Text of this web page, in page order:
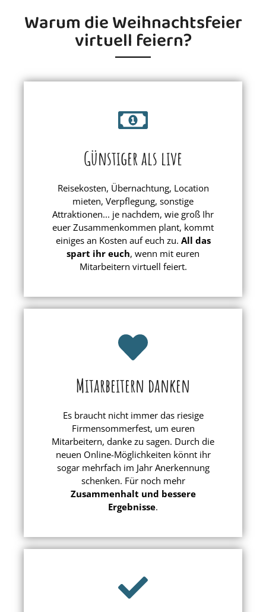
Warum die Weihnachtsfeier
virtuell feiern?
Günstiger als live
Reisekosten, Übernachtung, Location
mieten, Verpflegung, sonstige
Attraktionen... je nachdem, wie groß Ihr
euer Zusammenkommen plant, kommt
einiges an Kosten auf euch zu. All das
spart ihr euch, wenn mit euren
Mitarbeitern virtuell feiert.
Mitarbeitern danken
Es braucht nicht immer das riesige
Firmensommerfest, um euren
Mitarbeitern, danke zu sagen. Durch die
neuen Online-Möglichkeiten könnt ihr
sogar mehrfach im Jahr Anerkennung
schenken. Für noch mehr
Zusammenhalt und bessere
Ergebnisse.